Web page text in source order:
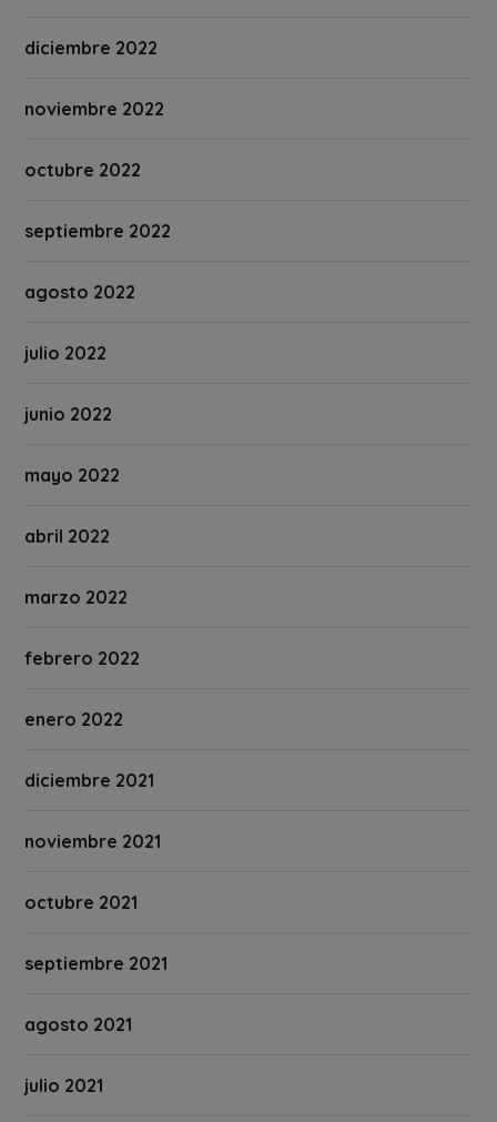
diciembre 2022
noviembre 2022
octubre 2022
septiembre 2022
agosto 2022
julio 2022
junio 2022
mayo 2022
abril 2022
marzo 2022
febrero 2022
enero 2022
diciembre 2021
noviembre 2021
octubre 2021
septiembre 2021
agosto 2021
julio 2021